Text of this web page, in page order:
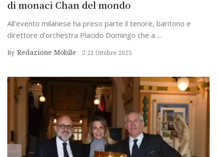
di monaci Chan del mondo
All’evento milanese ha preso parte il tenore, baritono e
direttore d’orchestra Placido Domingo che a ...
By Redazione Mobile 21 Ottobre 2025